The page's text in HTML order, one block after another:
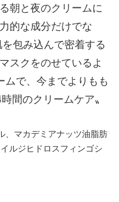
朝と夜のクリームに
的な成分だけでな
包み込んで密着する
スクをのせているよ
ムで、今までよりもも
間のクリームケア〟
、マカデミアナッツ油脂肪
ルジヒドロスフィンゴシ